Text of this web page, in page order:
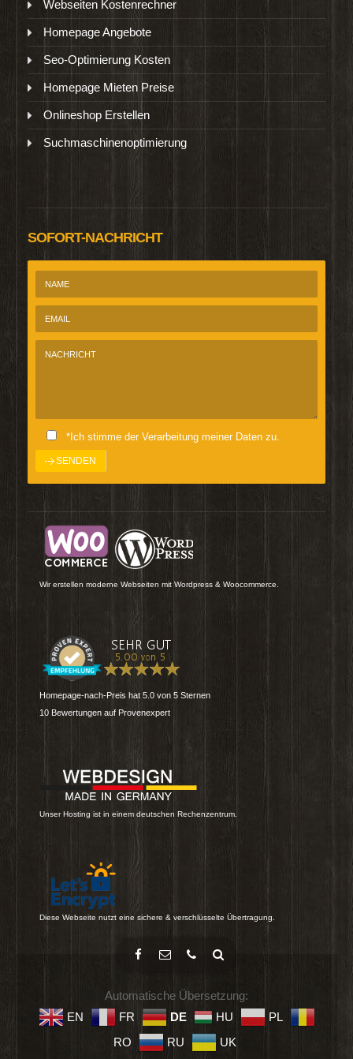
Webseiten Kostenrechner
Homepage Angebote
Seo-Optimierung Kosten
Homepage Mieten Preise
Onlineshop Erstellen
Suchmaschinenoptimierung
SOFORT-NACHRICHT
*Ich stimme der Verarbeitung meiner Daten zu.
Wir erstellen moderne Webseiten mit Wordpress & Woocommerce.
Homepage-nach-Preis hat 5.0 von 5 Sternen
10 Bewertungen auf Provenexpert
Unser Hosting ist in einem deutschen Rechenzentrum.
Diese Webseite nutzt eine sichere & verschlüsselte Übertragung.
Automatische Übersetzung:
EN
FR DE HU
PL
RO
RU UK